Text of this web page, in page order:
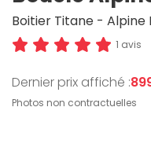
Boitier Titane - Alpine
1 avis
Dernier prix affiché :
Photos non contractuelles